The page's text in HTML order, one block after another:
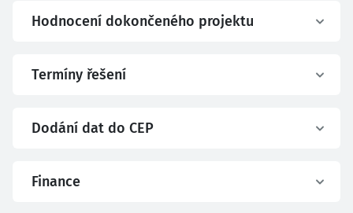
Hodnocení dokončeného projektu
Termíny řešení
Dodání dat do CEP
Finance